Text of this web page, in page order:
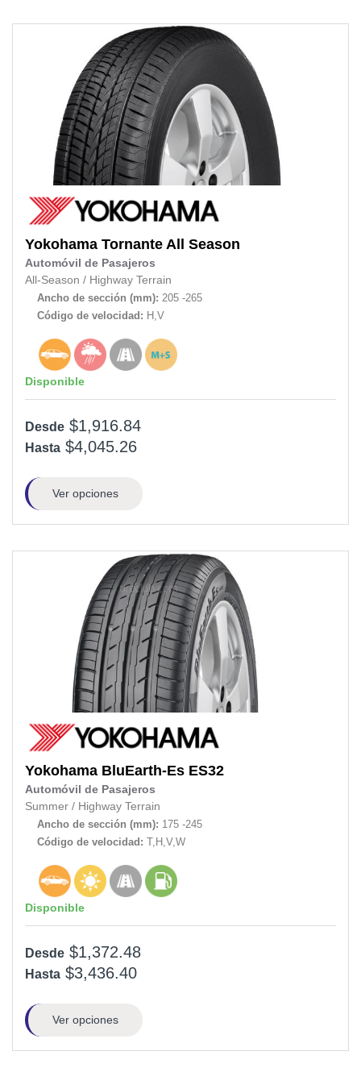
Yokohama Tornante All Season
Automóvil de Pasajeros
All-Season / Highway Terrain
Ancho de sección (mm): 205 -265
Código de velocidad: H,V
Disponible
Desde $1,916.84
Hasta $4,045.26
Ver opciones
Yokohama BluEarth-Es ES32
Automóvil de Pasajeros
Summer / Highway Terrain
Ancho de sección (mm): 175 -245
Código de velocidad: T,H,V,W
Disponible
Desde $1,372.48
Hasta $3,436.40
Ver opciones